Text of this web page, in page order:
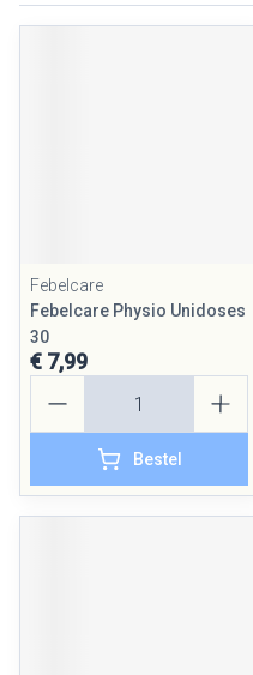
Febelcare
Febelcare Physio Unidoses
30
€ 7,99
Bestel